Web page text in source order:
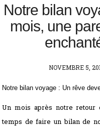
Notre bilan
mois, une
POSTED
NOVEMBRE 5,
Notre bilan voyage : Un rêve
Un mois après notre retour
temps de faire un bilan de